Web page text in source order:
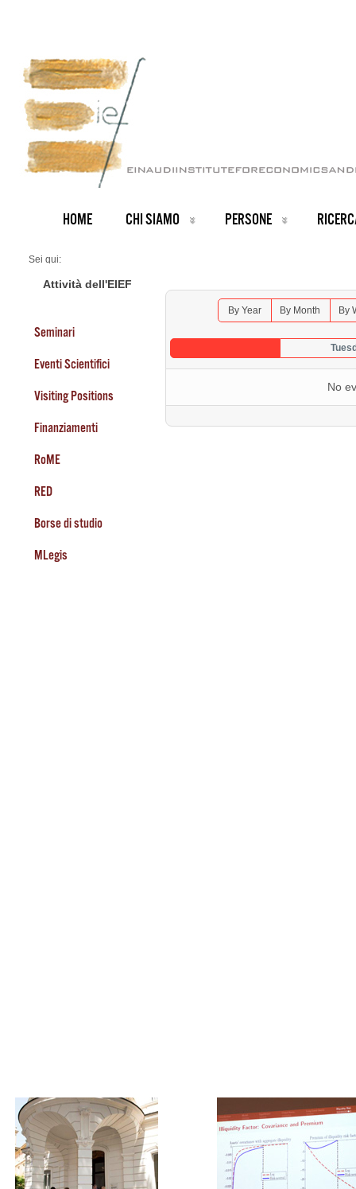
HOME CHI SIAMO PERSONE
Sei qui:
Seminars 2026
Attività dell'EIEF
Seminari
Eventi Scientifici
Visiting Positions
Finanziamenti
RoME
RED
Borse di studio
MLegis
By Year By Month By
No